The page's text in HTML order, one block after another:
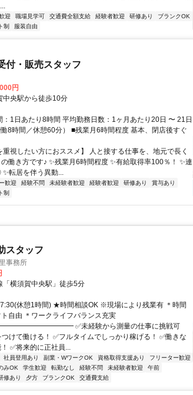
迎 職場見学可 交通費全額支給 経験者歓迎 研修あり
ブランクOK
制 服装自由
付・販売スタッフ
円
中央駅から徒歩10分
1日あたり8時間 平均勤務日数：1ヶ月あたり20日 〜 21日
8時間／休憩60分） ■残業月6時間程度 基本、閉店後すぐ
視したい方におススメ】 人と接する仕事を、地元で長く
働き方です♪ ✨残業月6時間程度 ✨有給取得率100％！ ✨連
転居を伴う異動...
歓迎 経験不問 未経験者歓迎 経験者歓迎 研修あり
賞与あり
制
スタッフ
事務所
「横須賀中央駅」徒歩5分
休憩1時間) ★時間相談OK ※現場により残業有 ＊時間
自由 ＊ワークライフバランス充実
✅未経験から測量の仕事に挑戦可
けて働ける！ ✅フルタイムでしっかり稼げる！ ✅働きな
✅将来的に正社員...
社員登用あり 副業・WワークOK 資格取得支援あり
フリーター歓迎
みOK 学生歓迎 転勤なし 経験不問 未経験者歓迎
午前
修あり 夕方 ブランクOK 交通費支給